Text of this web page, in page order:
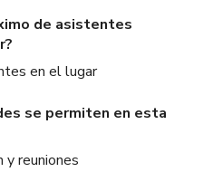
de asistentes
en el lugar
se permiten en esta
y reuniones